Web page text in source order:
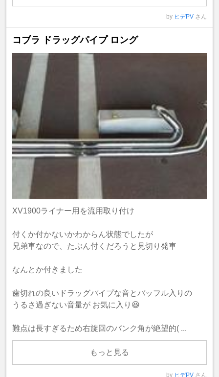
by ヒデPV さん
コブラ ドラッグパイプ ロング
XV1900ライナー用を流用取り付け
付くか付かないかわからん状態でしたが
兄弟車なので、たぶん付くだろうと見切り発車
なんとか付きました
歯切れの良いドラッグパイプな音とバッフル入りの
うるさ過ぎない音量が お気に入り😆
難点は長すぎるため右旋回のバンク角が絶望的( ...
もっと見る
by ヒデPV さん